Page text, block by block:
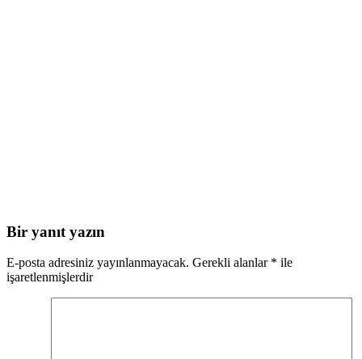
Bir yanıt yazın
E-posta adresiniz yayınlanmayacak. Gerekli alanlar * ile
işaretlenmişlerdir